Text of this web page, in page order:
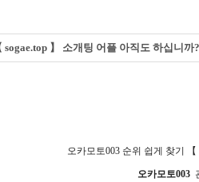
】 소개팅 어플 아직도 하십니까?
오­카­모­토­0­0­3 순위 쉽게 찾기
오­카­모­토­0­0­3